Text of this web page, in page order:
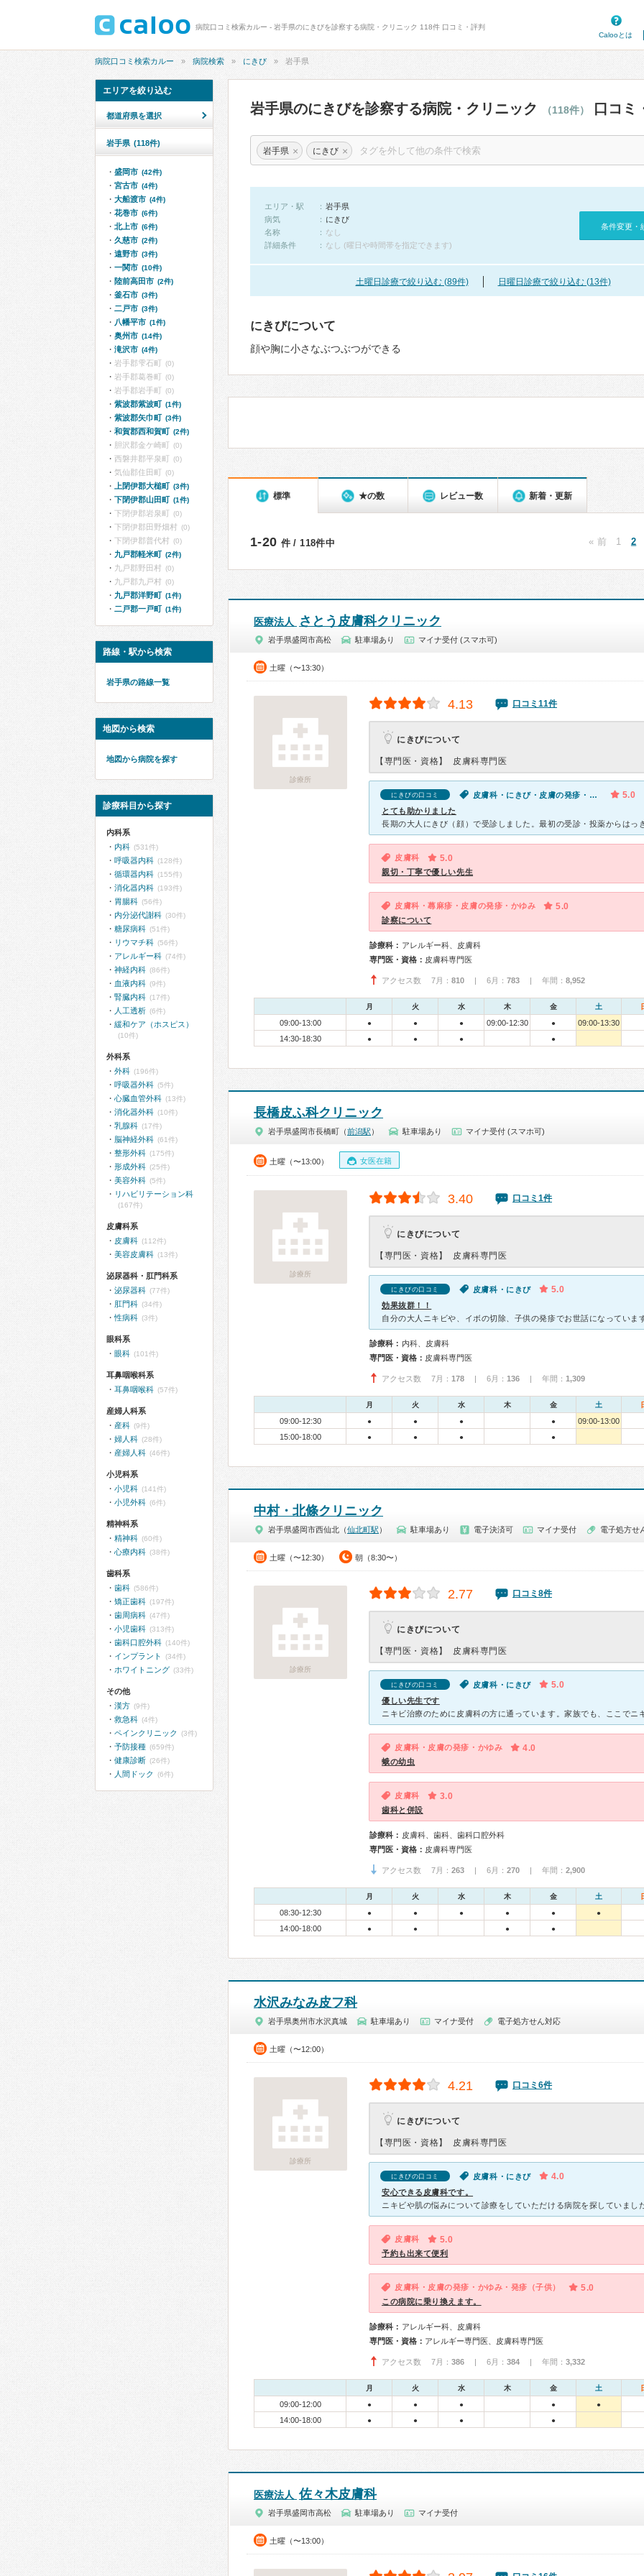
病院口コミ検索カルー - 岩手県のにきびを診察する病院・クリニック 118件 口コミ・評判
Calooとは
病院口コミ検索カルー 病院検索 にきび 岩手県
岩手県のにきびを診察する病院・クリニック （118件） 口コミ
岩手県 × にきび ×
エリア・駅
岩手県
病気
にきび
名称
なし
詳細条件
なし (曜日や時間帯を指定できます)
条件変更・
土曜日診療で絞り込む (89件) 日曜日診療で絞り込む (13件)
にきびについて
顔や胸に小さなぶつぶつができる
標準 ★の数 レビュー数 新着・更新
1-20 件 / 118件中 « 前 1 2
医療法人 さとう皮膚科クリニック
岩手県盛岡市高松 駐車場あり マイナ受付 (スマホ可)
土曜（〜13:30）
診療所
4.13 口コミ11件
にきびについて
【専門医・資格】 皮膚科専門医
にきびの口コミ 皮膚科・にきび・皮膚の発疹・かゆみ 5.0
とても助かりました
皮膚科 5.0
親切・丁寧で優しい先生
皮膚科・蕁麻疹・皮膚の発疹・かゆみ 5.0
診察について
診療科： アレルギー科、皮膚科
専門医・資格： 皮膚科専門医
アクセス数 7月： 810 | 6月： 783 | 年間： 8,952
月 火 水 木 金 土
09:00-13:00 ● ● ● 09:00-12:30 ●
09:00-13:30
14:30-18:30
● ● ● ●
長橋皮ふ科クリニック
岩手県盛岡市長橋町（前潟駅 ） 駐車場あり マイナ受付 (スマホ可)
土曜（〜13:00） 女医在籍
診療所
3.40 口コミ1件
にきびについて
【専門医・資格】 皮膚科専門医
にきびの口コミ 皮膚科・にきび 5.0
効果抜群！！
診療科： 内科、皮膚科
専門医・資格： 皮膚科専門医
アクセス数 7月： 178 | 6月： 136 | 年間： 1,309
月 火 水 木 金 土
09:00-12:30 ● ● ● ●
09:00-13:00
15:00-18:00
● ● ● ●
中村・北條クリニック
岩手県盛岡市西仙北（仙北町駅 ） 駐車場あり 電子決済可 マイナ受付 電子処方せ
土曜（〜12:30） 朝（8:30〜）
診療所
2.77 口コミ8件
にきびについて
【専門医・資格】 皮膚科専門医
にきびの口コミ 皮膚科・にきび 5.0
優しい先生です
皮膚科・皮膚の発疹・かゆみ 4.0
蛾の幼虫
皮膚科 3.0
歯科と併設
診療科： 皮膚科、歯科、歯科口腔外科
専門医・資格： 皮膚科専門医
アクセス数 7月： 263 | 6月： 270 | 年間： 2,900
月 火 水 木 金 土
08:30-12:30 ● ● ● ● ● ●
14:00-18:00 ● ● ● ●
水沢みなみ皮フ科
岩手県奥州市水沢真城 駐車場あり マイナ受付 電子処方せん対応
土曜（〜12:00）
診療所
4.21 口コミ6件
にきびについて
【専門医・資格】 皮膚科専門医
にきびの口コミ 皮膚科・にきび 4.0
安心できる皮膚科です。
皮膚科 5.0
予約も出来て便利
皮膚科・皮膚の発疹・かゆみ・発疹（子供） 5.0
この病院に乗り換えます。
診療科： アレルギー科、皮膚科
専門医・資格： アレルギー専門医、皮膚科専門医
アクセス数 7月： 386 | 6月： 384 | 年間： 3,332
月 火 水 木 金 土
09:00-12:00 ● ● ● ● ●
14:00-18:00 ● ● ● ●
医療法人 佐々木皮膚科
岩手県盛岡市高松 駐車場あり マイナ受付
土曜（〜13:00）
エリアを絞り込む
都道府県を選択
岩手県 (118件)
盛岡市 (42件)
宮古市 (4件)
大船渡市 (4件)
花巻市 (6件)
北上市 (6件)
久慈市 (2件)
遠野市 (3件)
一関市 (10件)
陸前高田市 (2件)
釜石市 (3件)
二戸市 (3件)
八幡平市 (1件)
奥州市 (14件)
滝沢市 (4件)
岩手郡雫石町 (0)
岩手郡葛巻町 (0)
岩手郡岩手町 (0)
紫波郡紫波町 (1件)
紫波郡矢巾町 (3件)
和賀郡西和賀町 (2件)
胆沢郡金ケ崎町 (0)
西磐井郡平泉町 (0)
気仙郡住田町 (0)
上閉伊郡大槌町 (3件)
下閉伊郡山田町 (1件)
下閉伊郡岩泉町 (0)
下閉伊郡田野畑村 (0)
下閉伊郡普代村 (0)
九戸郡軽米町 (2件)
九戸郡野田村 (0)
九戸郡九戸村 (0)
九戸郡洋野町 (1件)
二戸郡一戸町 (1件)
路線・駅から検索
岩手県の路線一覧
地図から検索
地図から病院を探す
診療科目から探す
内科系
内科 (531件)
呼吸器内科 (128件)
循環器内科 (155件)
消化器内科 (193件)
胃腸科 (56件)
内分泌代謝科 (30件)
糖尿病科 (51件)
リウマチ科 (56件)
アレルギー科 (74件)
神経内科 (86件)
血液内科 (9件)
腎臓内科 (17件)
人工透析 (6件)
緩和ケア（ホスピス）
(10件)
外科系
外科 (196件)
呼吸器外科 (5件)
心臓血管外科 (13件)
消化器外科 (10件)
乳腺科 (17件)
脳神経外科 (61件)
整形外科 (175件)
形成外科 (25件)
美容外科 (5件)
リハビリテーション科
(167件)
皮膚科系
皮膚科 (112件)
美容皮膚科 (13件)
泌尿器科・肛門科系
泌尿器科 (77件)
肛門科 (34件)
性病科 (3件)
眼科系
眼科 (101件)
耳鼻咽喉科系
耳鼻咽喉科 (57件)
産婦人科系
産科 (9件)
婦人科 (28件)
産婦人科 (46件)
小児科系
小児科 (141件)
小児外科 (6件)
精神科系
精神科 (60件)
心療内科 (38件)
歯科系
歯科 (586件)
矯正歯科 (197件)
歯周病科 (47件)
小児歯科 (313件)
歯科口腔外科 (140件)
インプラント (34件)
ホワイトニング (33件)
その他
漢方 (9件)
救急科 (4件)
ペインクリニック (3件)
予防接種 (659件)
健康診断 (26件)
人間ドック (6件)